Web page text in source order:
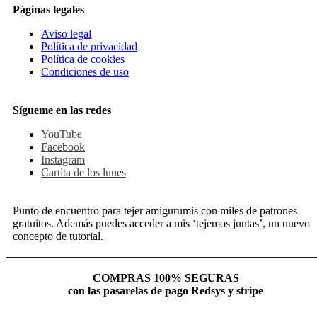
Páginas legales
Aviso legal
Política de privacidad
Política de cookies
Condiciones de uso
Sígueme en las redes
YouTube
Facebook
Instagram
Cartita de los lunes
Punto de encuentro para tejer amigurumis con miles de patrones
gratuitos. Además puedes acceder a mis ‘tejemos juntas’, un nuevo
concepto de tutorial.
COMPRAS 100% SEGURAS
con las pasarelas de pago Redsys y stripe